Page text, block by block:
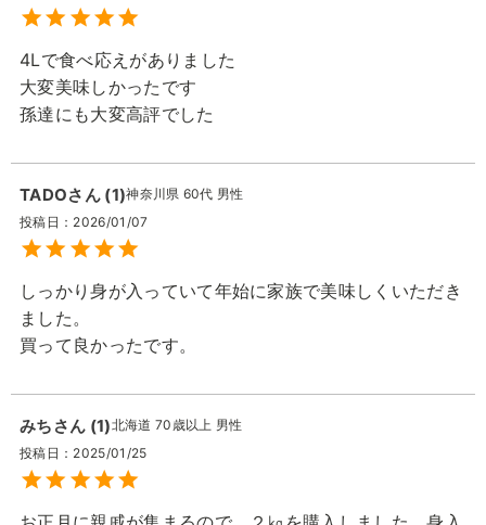
4Lで食べ応えがありました
大変美味しかったです
孫達にも大変高評でした
TADO 1 神奈川県 60代 男性
投稿日
2026/01/07
しっかり身が入っていて年始に家族で美味しくいただき
ました。
買って良かったです。
みち 1 北海道 70歳以上 男性
投稿日
2025/01/25